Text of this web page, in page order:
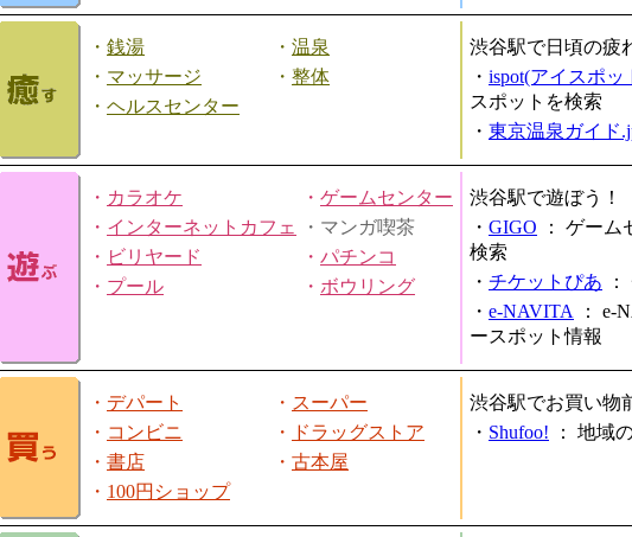
・ 銭湯 ・ 温泉
・ マッサージ ・ 整体
・ ヘルスセンター
渋谷駅で日頃の疲
・ ispot(アイスポッ
スポットを検索
・ 東京温泉ガイド
・ カラオケ ・ ゲームセンター
・ インターネットカフェ
・マンガ喫茶
・ ビリヤード ・ パチンコ
・ プール ・ ボウリング
渋谷駅で遊ぼう！
・ GIGO ： ゲーム
検索
・ チケットぴあ ：
・ e-NAVITA ： e-
ースポット情報
・ デパート ・ スーパー
・ コンビニ ・
ドラッグストア
・ 書店 ・ 古本屋
・ 100円ショップ
渋谷駅でお買い物
・ Shufoo! ： 地域